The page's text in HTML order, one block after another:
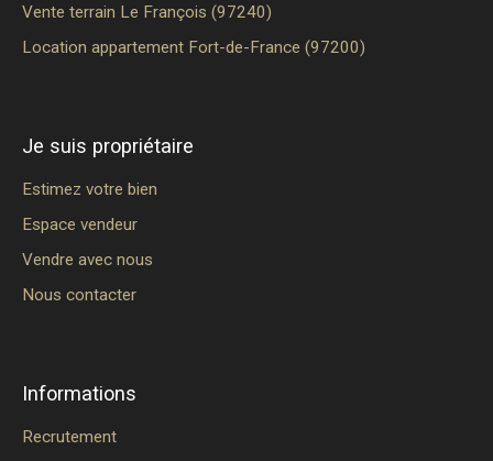
Vente terrain Le François (97240)
Location appartement Fort-de-France (97200)
Je suis propriétaire
Estimez votre bien
Espace vendeur
Vendre avec nous
Nous contacter
Informations
Recrutement